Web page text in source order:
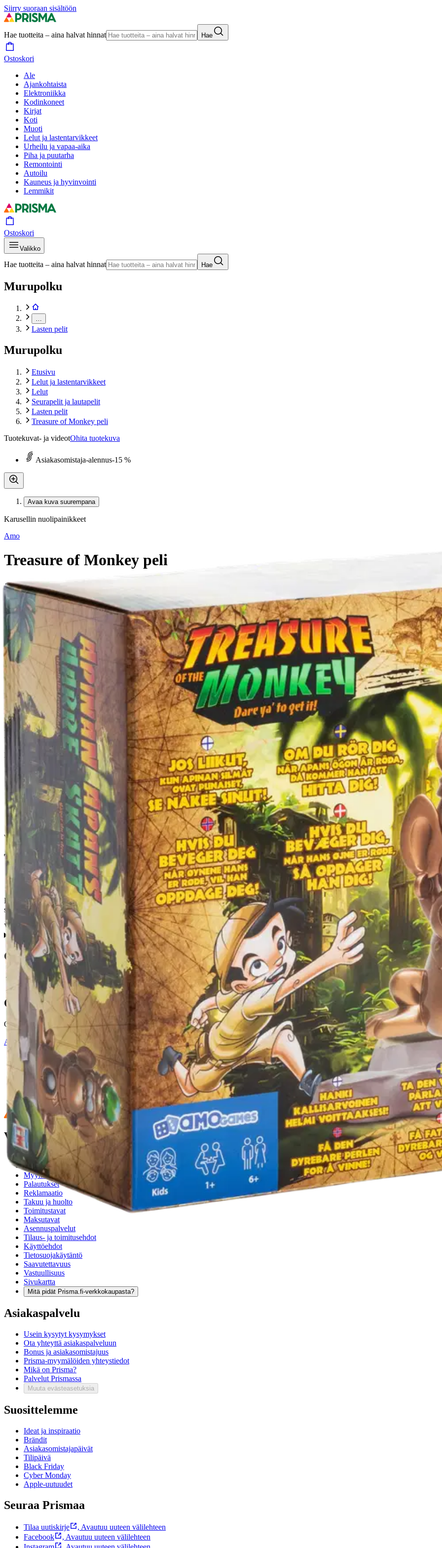
Siirry suoraan sisältöön
Hae tuotteita – aina halvat hinnat Hae
Ostoskori
Ale
Ajankohtaista
Elektroniikka
Kodinkoneet
Kirjat
Koti
Muoti
Lelut ja lastentarvikkeet
Urheilu ja vapaa-aika
Piha ja puutarha
Remontointi
Autoilu
Kauneus ja hyvinvointi
Lemmikit
Ostoskori
Valikko
Hae tuotteita – aina halvat hinnat Hae
Murupolku
Lasten pelit
Murupolku
Etusivu
Lelut ja lastentarvikkeet
Lelut
Seurapelit ja lautapelit
Lasten pelit
Treasure of Monkey peli
Tuotekuvat- ja videotOhita tuotekuva
Asiakasomistaja-alennus-15 %
Avaa kuva suurempana
Karusellin nuolipainikkeet
Amo
Treasure of Monkey peli
25,46 €
Asiakasomistajahinta
Hinta ilman S-Etukorttia:
Verkkokaupan hinta
Valitse toimitustapa
Nouto myymälästä
Ilmainen
Siirry valitsemaan myymälä
Toimitus
Kotiin tai noutopisteeseenAlk. 0 €
Ilmainen toimitus yli 100 €:n tilauksille Postin pakettiautomaattiin tai
Etu ei koske Suuri‑lisäpalvelulla toimitettavia tuotteita.
Tarkista myymäläsaatavuus
Tuotekuvaus
Pääsetkö hiipimään apinan luo varastamaan helmen niin ettei apina huomaa sinua? Jos apinan silmät ovat vihreät, voit liikkua lähemmäs
sinut. Jos pääset nappaamaan helmen, olet voittaja! 1 tai useammalle pelaajalle.
VAROITUS! Ei sovellu alle 3-vuotiaille lapsille. Sisältää pieniä osia. Tukehtumisvaara. Säilytä nämä tiedot. Tuote tuottaa
Ominaisuudet
Oletko tyytyväinen tuotetietoihin?
Ovatko tuotetiedot riittävät? Jos tuotetiedoissa on puutteita tai niitä voisi muuten parantaa, anna palautetta.
Anna palautetta Avautuu uuteen välilehteen
Ilmainen palautus 30 päivää.*
Nouto myymälästä ilman toimituskuluja.
Asiakasomistajalle Bonusta jopa 5 %.*
Verkkokauppa
Ohjeet
Ensitilaajan pikaopas
Myymälänouto
Palautukset
Reklamaatio
Takuu ja huolto
Toimitustavat
Maksutavat
Asennuspalvelut
Tilaus- ja toimitusehdot
Käyttöehdot
Tietosuojakäytäntö
Saavutettavuus
Vastuullisuus
Sivukartta
Mitä pidät Prisma.fi-verkkokaupasta?
Asiakaspalvelu
Usein kysytyt kysymykset
Ota yhteyttä asiakaspalveluun
Bonus ja asiakasomistajuus
Prisma-myymälöiden yhteystiedot
Mikä on Prisma?
Palvelut Prismassa
Muuta evästeasetuksia
Suosittelemme
Ideat ja inspiraatio
Brändit
Asiakasomistajapäivät
Tilipäivä
Black Friday
Cyber Monday
Apple-uutuudet
Seuraa Prismaa
Tilaa uutiskirje , Avautuu uuteen välilehteen
Facebook
, Avautuu uuteen välilehteen